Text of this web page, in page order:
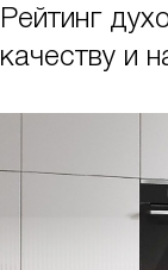
Рейтинг
качеству и